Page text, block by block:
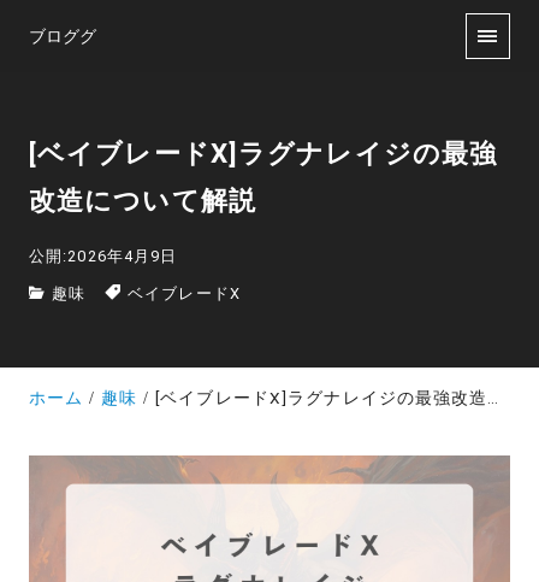
ブロググ
[ベイブレードX]ラグナレイジの最強
改造について解説
公開:2026年4月9日
趣味 ベイブレードX
ホーム 趣味 [ベイブレードX]ラグナレイジの最強改造について解説